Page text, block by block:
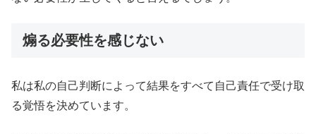
煽る必要性を感じない
私は私の自己判断によって結果をすべて自己責任で受け取
る覚悟を決めています。